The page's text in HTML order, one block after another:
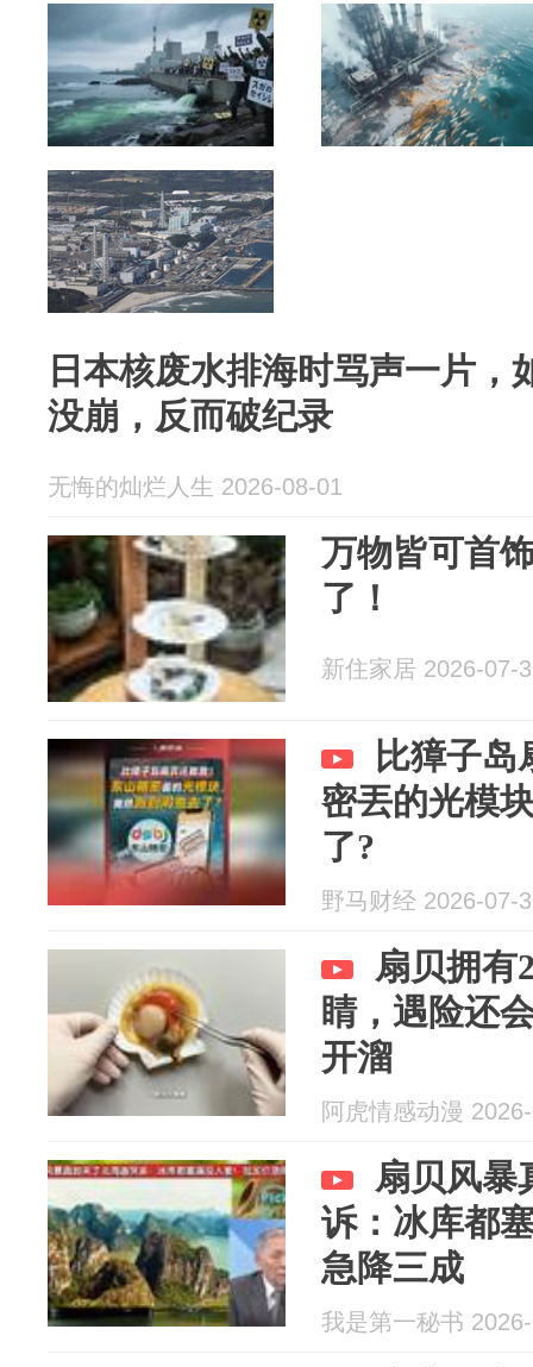
日本核废水排海时骂声一片，
没崩，反而破纪录
无悔的灿烂人生 2026-08-01
万物皆可首
了！
新住家居 2026-07-
比獐子
密丟的光模
了?
野马财经 2026-07-
扇贝拥有
睛，遇险还
开溜
阿虎情感动漫
扇贝风暴
诉：冰库都
急降三成
我是第一秘书